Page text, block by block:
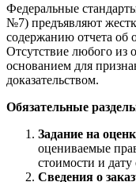
Федеральные
№7) предъявляют
содержанию отчета об
Отсутствие любого из
основанием для
доказательством.
Обязательные
Задание на
оцениваемые
стоимости и дату
Сведения о